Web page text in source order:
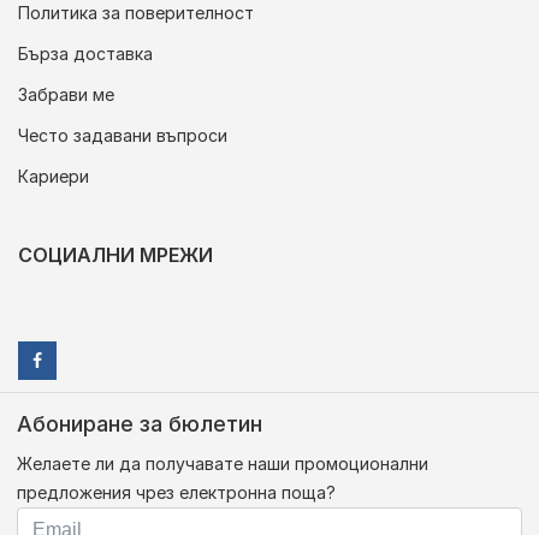
Политика за поверителност
Бърза доставка
Забрави ме
Често задавани въпроси
Кариери
СОЦИАЛНИ МРЕЖИ
Абониране за бюлетин
Желаете ли да получавате наши промоционални
предложения чрез електронна поща?